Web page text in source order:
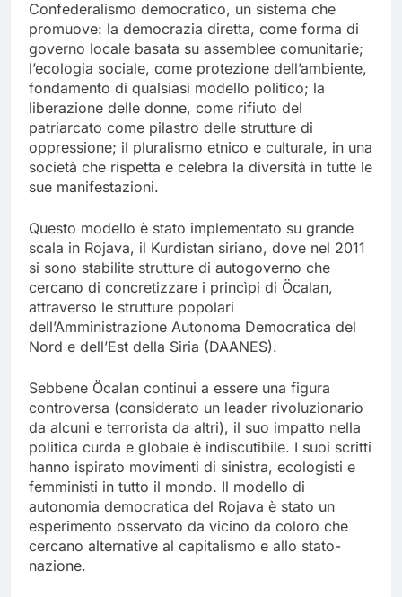
Confederalismo democratico, un sistema che
promuove: la democrazia diretta, come forma di
governo locale basata su assemblee comunitarie;
l’ecologia sociale, come protezione dell’ambiente,
fondamento di qualsiasi modello politico; la
liberazione delle donne, come rifiuto del
patriarcato come pilastro delle strutture di
oppressione; il pluralismo etnico e culturale, in una
società che rispetta e celebra la diversità in tutte le
sue manifestazioni.
Questo modello è stato implementato su grande
scala in Rojava, il Kurdistan siriano, dove nel 2011
si sono stabilite strutture di autogoverno che
cercano di concretizzare i princìpi di Öcalan,
attraverso le strutture popolari
dell’Amministrazione Autonoma Democratica del
Nord e dell’Est della Siria (DAANES).
Sebbene Öcalan continui a essere una figura
controversa (considerato un leader rivoluzionario
da alcuni e terrorista da altri), il suo impatto nella
politica curda e globale è indiscutibile. I suoi scritti
hanno ispirato movimenti di sinistra, ecologisti e
femministi in tutto il mondo. Il modello di
autonomia democratica del Rojava è stato un
esperimento osservato da vicino da coloro che
cercano alternative al capitalismo e allo stato-
nazione.